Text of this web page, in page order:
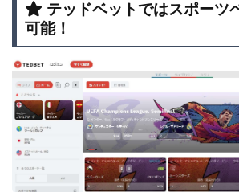
テッドベットではスポーツ
可能！